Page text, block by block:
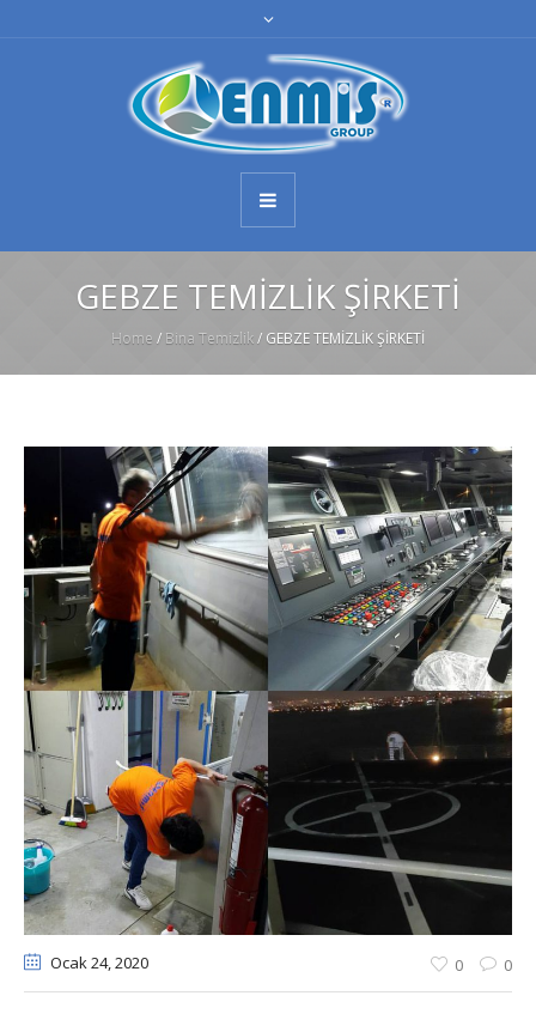
GEBZE TEMİZLİK ŞİRKETİ
Home / Bina Temizlik/ GEBZE TEMİZLİK ŞİRKETİ
Ocak 24, 2020 0 0